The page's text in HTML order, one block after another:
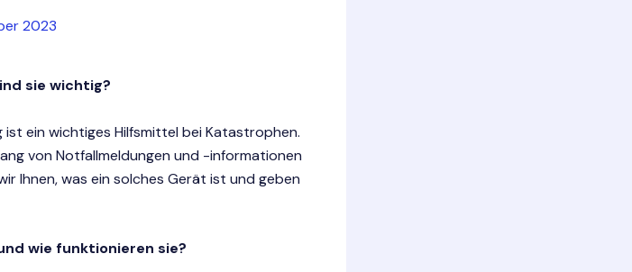
2023
sie wichtig?
ist ein wichtiges Hilfsmittel bei Katastrophen.
von Notfallmeldungen und -informationen
Ihnen, was ein solches Gerät ist und geben
wie funktionieren sie?